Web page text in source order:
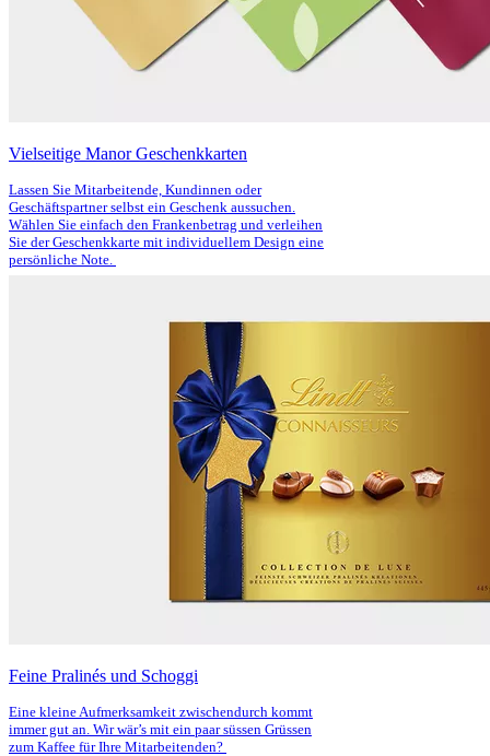
Vielseitige Manor Geschenkkarten
Lassen Sie Mitarbeitende, Kundinnen oder
Geschäftspartner selbst ein Geschenk aussuchen.
Wählen Sie einfach den Frankenbetrag und verleihen
Sie der Geschenkkarte mit individuellem Design eine
persönliche Note.
Feine Pralinés und Schoggi
Eine kleine Aufmerksamkeit zwischendurch kommt
immer gut an. Wir wär’s mit ein paar süssen Grüssen
zum Kaffee für Ihre Mitarbeitenden?